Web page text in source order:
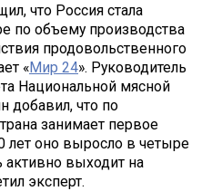
что Россия стала
по объему производства
продовольственного
«Мир 24». Руководитель
Национальной мясной
добавил, что по
занимает первое
лет оно выросло в четыре
активно выходит на
эксперт.